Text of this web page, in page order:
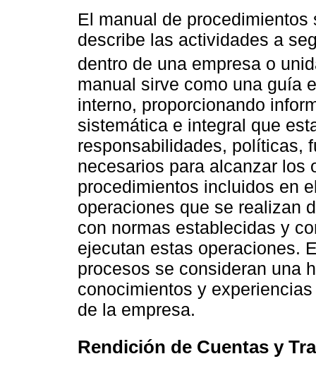
El manual de
describe las actividades a
dentro de una empresa o
manual sirve como una guía
interno, proporcionando
sistemática e integral que
responsabilidades, políticas,
necesarios para alcanzar los
procedimientos incluidos en
operaciones que se realizan
con normas establecidas y
ejecutan estas operaciones.
procesos se consideran una
conocimientos y
de la empresa.
Rendición de Cuentas y